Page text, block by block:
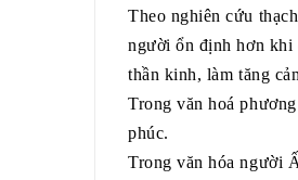
Theo nghiên cứu
người ổn định hơn khi
thần kinh, làm tăng
Trong văn hoá
phúc.
Trong văn hóa người